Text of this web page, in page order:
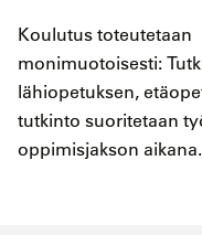
Koulutus toteutetaan
monimuotoisesti:
lähiopetuksen,
tutkinto suoritetaan
oppimisjakson aikana.